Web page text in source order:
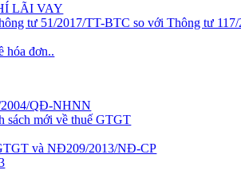
LÃI VAY
tư 51/2017/TT-BTC so với Thông tư
hóa đơn..
2004/QĐ-NHNN
sách mới về thuế GTGT
và NĐ209/2013/NĐ-CP